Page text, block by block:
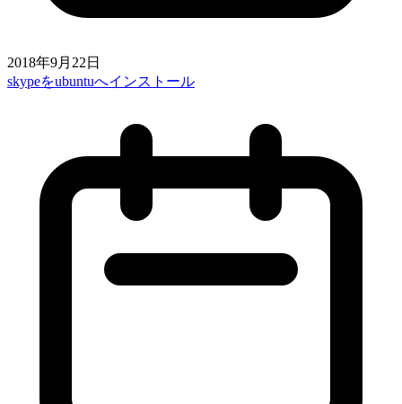
2018年9月22日
skypeをubuntuへインストール